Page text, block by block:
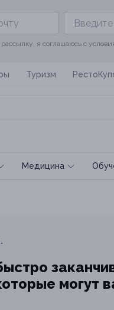
я соглашаюсь с
Туризм
Медицина
могут